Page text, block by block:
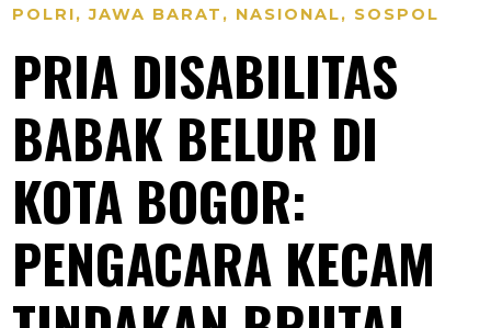
POLRI,JAWA BARAT , NASIONAL, SOSPOL
PRIA DISABILITAS
BABAK BELUR DI
KOTA BOGOR:
PENGACARA KECAM